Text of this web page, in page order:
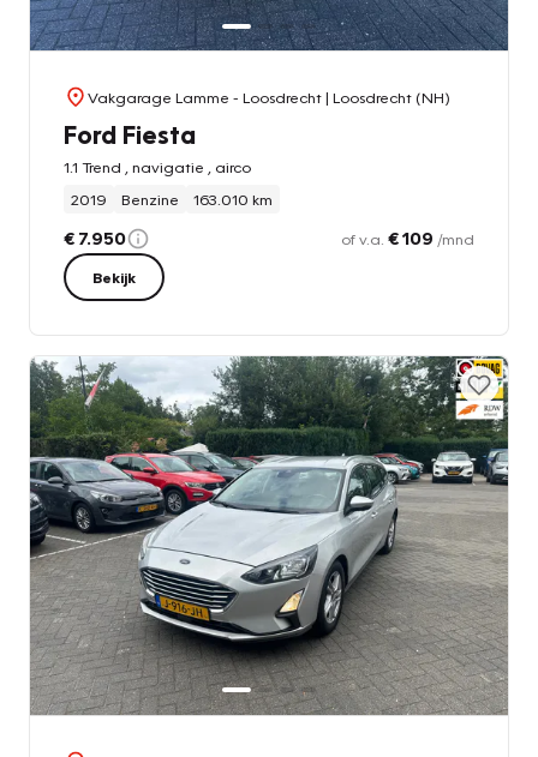
Vakgarage Lamme - Loosdrecht| Loosdrecht (NH)
Ford Fiesta
1.1 Trend , navigatie , airco
2019
Benzine 163.010 km
€ 7.950 of v.a. € 109 /mnd
Bekijk